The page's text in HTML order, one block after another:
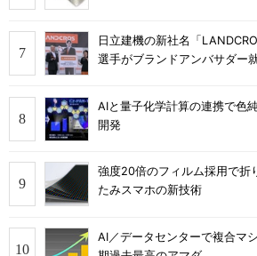
日立建機の新社名「
選手がブランドアンバサダー
AIと量子化学計算の連携で色
開発
強度20倍のフィルム採用で折
たみスマホの新技術
AI／データセンターで複合マ